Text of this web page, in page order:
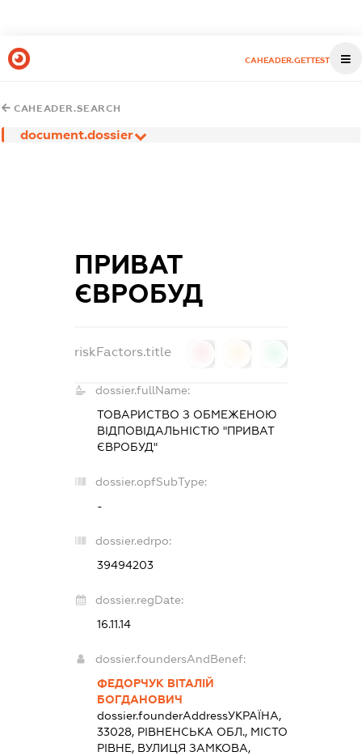
CAHEADER.GETTEST
CAHEADER.SEARCH
document.dossier
ПРИВАТ
ЄВРОБУД
riskFactors.title
dossier.fullName:
ТОВАРИСТВО З ОБМЕЖЕНОЮ
ВІДПОВІДАЛЬНІСТЮ "ПРИВАТ
ЄВРОБУД"
dossier.opfSubType:
-
dossier.edrpo:
39494203
dossier.regDate:
16.11.14
dossier.foundersAndBenef:
ФЕДОРЧУК ВІТАЛІЙ
БОГДАНОВИЧ
dossier.founderAddressУКРАЇНА,
33028, РІВНЕНСЬКА ОБЛ., МІСТО
РІВНЕ, ВУЛИЦЯ ЗАМКОВА,